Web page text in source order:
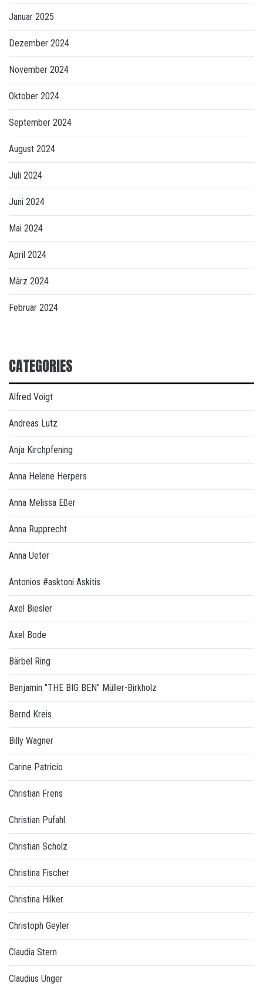
Januar 2025
Dezember 2024
November 2024
Oktober 2024
September 2024
August 2024
Juli 2024
Juni 2024
Mai 2024
April 2024
März 2024
Februar 2024
CATEGORIES
Alfred Voigt
Andreas Lutz
Anja Kirchpfening
Anna Helene Herpers
Anna Melissa Eßer
Anna Rupprecht
Anna Ueter
Antonios #asktoni Askitis
Axel Biesler
Axel Bode
Bärbel Ring
Benjamin "THE BIG BEN" Müller-Birkholz
Bernd Kreis
Billy Wagner
Carine Patricio
Christian Frens
Christian Pufahl
Christian Scholz
Christina Fischer
Christina Hilker
Christoph Geyler
Claudia Stern
Claudius Unger